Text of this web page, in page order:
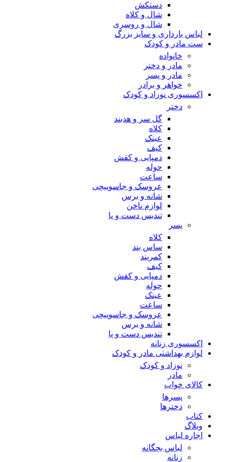
دستکش
شال و کلاه
شال و روسری
لباس بارداری و سایز بزرگ
ست مادر و کودک
خانواده
مادر و دختر
مادر و پسر
خواهر و برادر
اکسسوری نوزاد و کودک
دختر
گل سر و هدبند
کلاه
عینک
کیف
دمپایی و کفش
حوله
ساعت
عروسک و جاسوییچی
شانه و برس
لوازم ناخن
تندیس دست و پا
پسر
کلاه
ساس بند
کمربند
کیف
دمپایی و کفش
حوله
عینک
ساعت
عروسک و جاسوییچی
شانه و برس
تندیس دست و پا
اکسسوری زنانه
لوازم بهداشتی مادر و کودک
نوزاد و کودک
مادر
کالای خواب
پسرها
دخترها
کتاب
وبلاگ
اجاره لباس
لباس بچگانه
زنانه